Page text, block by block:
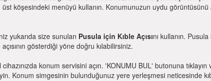
köşesindeki menüyü kullanın. Konumunuzun uydu
yukarıda size sunulan Pusula için Kıble Açısını kullanın.
açısının gösterdiği yöne doğru kılabilirsiniz.
konum servisini açın. 'KONUMU BUL' butonuna
Konum simgesinin bulunduğunuz yere yerleşmesi neticesinde